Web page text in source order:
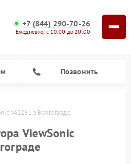
+7 (844) 290-70-26
Ежедневно, с 10:00 до 20:00
Позвонить
VA2261 в Волгограде
ViewSonic